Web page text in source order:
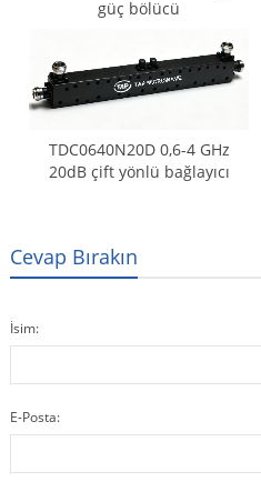
güç bölücü
TDC0640N20D 0,6-4 GHz
20dB çift yönlü bağlayıcı
Cevap Bırakın
İsim:
E-Posta: